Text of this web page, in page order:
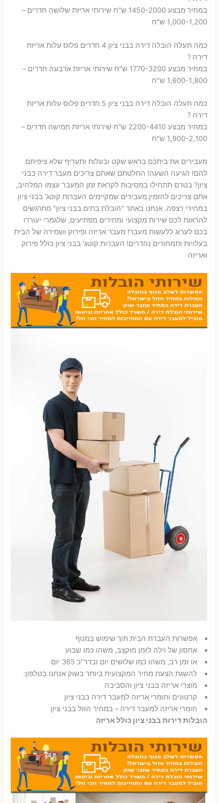
במחיר מבצע 1450-2000 ש"ח שירותי אריזת שלושה חדרים –
1,000-1,200 ש"ח
כמה תעלה הובלה דירה בבני ציון 4 חדרים פלוס עלות אריזת
דירה ?
במחיר מבצע 1770-3200 ש"ח שירותי אריזת ארבעה חדרים –
1,600-1,800 ש"ח
כמה תעלה הובלה דירה בבני ציון 5 חדרים פלוס עלות אריזת
דירה ?
במחיר מבצע 2200-4410 ש"ח שירותי אריזת חמישה חדרים –
1,900-2,100 ש"ח
מעבירים את ביתכם בראש שקט ובעלות ותעריף שלא ציפיתם
להם! הגיעה השעה! החלטתם שאתם צריכים מעבר דירה בבני
ציון? בטרם תתחילו במסיבות לקראת זמן המעבר עצמו המלהיב,
אתם צריכים להזמין מעבירים שמקיימים העברות קוטג' בבני ציון
במחירי רצפה. אנחנו באתר "הובלת בתים בבני ציון" מתרגשים
להראות לכם שירות מקצועי ומחירים מפתיעים, שלגמרי יעוררו
בכם לערוג ללעשות מעבר! מעבר אריזה ופירוק ושמירה של הבית
בעלויות ותמחורים נהדרים! העברות קוטג' בבני ציון כולל פירוק
ואריזה
אפשרות העברת הבית תוך שימוש במנוף
אחסון של וילה לזמן מוקצב, משהו כמו שבוע
או זמן רב, משהו כמו שלושים יום ובדר"כ 365 יום
להשגת הצעת מחיר המקצועית ביותר בשוק אנחנו בטלפון:
מוצרי אריזה בבני ציון והסביבה
קרטונים וחומרי אריזה למעבר דירה בבני ציון
חומרי אריזה למעבר דירה – במחיר הזול בבני ציון
הובלות דירות בבני ציון כולל אריזה